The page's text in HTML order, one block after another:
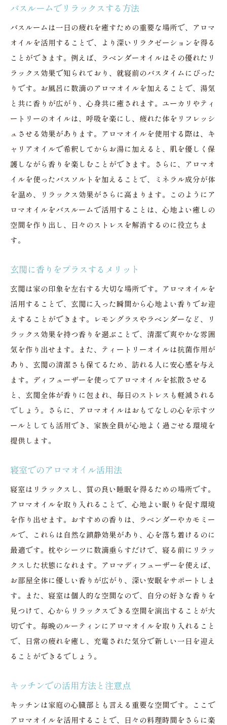
バスルームでリラックスする方法
バスルームは一日の疲れを癒すための重要な場所で、アロマ
オイルを活用することで、より深いリラクゼーションを得る
ことができます。例えば、ラベンダーオイルはその優れたリ
ラックス効果で知られており、就寝前のバスタイムにぴった
りです。お風呂に数滴のアロマオイルを加えることで、湯気
と共に香りが広がり、心身共に癒されます。ユーカリやティ
ートリーのオイルは、呼吸を楽にし、疲れた体をリフレッシ
ュさせる効果があります。アロマオイルを使用する際は、キ
ャリアオイルで希釈してからお湯に加えると、肌を優しく保
護しながら香りを楽しむことができます。さらに、アロマオ
イルを使ったバスソルトを加えることで、ミネラル成分が体
を温め、リラックス効果がさらに高まります。このようにア
ロマオイルをバスルームで活用することは、心地よい癒しの
空間を作り出し、日々のストレスを解消するのに役立ちま
す。
玄関に香りをプラスするメリット
玄関は家の印象を左右する大切な場所です。アロマオイルを
活用することで、玄関に入った瞬間から心地よい香りでお迎
えすることができます。レモングラスやラベンダーなど、リ
ラックス効果を持つ香りを選ぶことで、清潔で爽やかな雰囲
気を作り出せます。また、ティートリーオイルは抗菌作用が
あり、玄関の清潔さも保てるため、訪れる人に安心感を与え
ます。ディフューザーを使ってアロマオイルを拡散させる
と、玄関全体が香りに包まれ、毎日のストレスも軽減される
でしょう。さらに、アロマオイルはおもてなしの心を示すツ
ールとしても活用でき、家族全員が心地よく過ごせる環境を
提供します。
寝室でのアロマオイル活用法
寝室はリラックスし、質の良い睡眠を得るための場所です。
アロマオイルを取り入れることで、心地よい眠りを促す環境
を作り出せます。おすすめの香りは、ラベンダーやカモミー
ルで、これらは自然な鎮静効果があり、心を落ち着けるのに
最適です。枕やシーツに数滴垂らすだけで、寝る前にリラッ
クスした状態になれます。アロマディフューザーを使えば、
お部屋全体に優しい香りが広がり、深い安眠をサポートしま
す。また、寝室は個人的な空間なので、自分の好きな香りを
見つけて、心からリラックスできる空間を演出することが大
切です。毎晩のルーティンにアロマオイルを取り入れること
で、日常の疲れを癒し、充電された気分で新しい一日を迎え
ることができるでしょう。
キッチンでの活用方法と注意点
キッチンは家庭の心臓部とも言える重要な空間です。ここで
アロマオイルを活用することで、日々の料理時間をさらに楽